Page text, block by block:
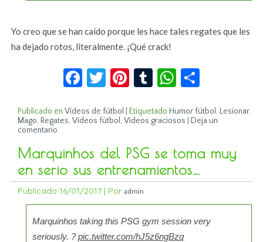
Yo creo que se han caído porque les hace tales regates que les
ha dejado rotos, literalmente. ¡Qué crack!
Facebook
Twitter
Pinterest
TumblrWhatsApp
Publicado en Vídeos de fútbol Etiquetado Humor fútbol , Lesionar,
Mago, Regates,Vídeos fútbol ,Vídeos graciosos
Deja un
comentario
Marquinhos del PSG se toma muy
en serio sus entrenamientos…
Publicado 16/01/2017 | Por admin
Marquinhos taking this PSG gym session very
seriously. ?pic.twitter.com/hJ5z6ngBzq